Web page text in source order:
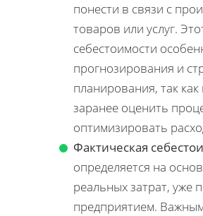
понести в связи с
товаров или услуг.
себестоимости
прогнозирования и
планирования, так
заранее оценить
оптимизировать
Фактическая
определяется на
реальных затрат, уже
предприятием.